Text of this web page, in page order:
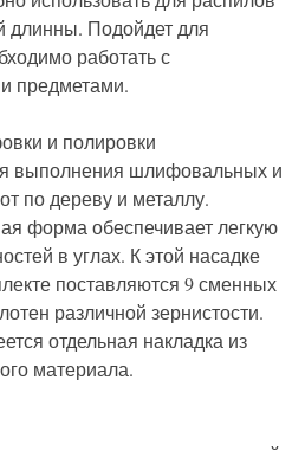
длинны. Подойдет для
работать с
предметами.
и полировки
выполнения шлифовальных и
по дереву и металлу.
форма обеспечивает легкую
в углах. К этой насадке
поставляются 9 сменных
различной зернистости.
отдельная накладка из
материала.